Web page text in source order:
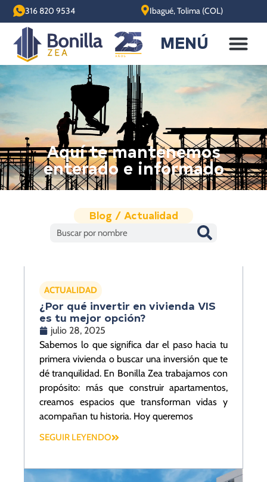
316 820 9534 Ibagué, Tolima (COL)
MENÚ
Aquí te mantenemos
enterado e informado
Blog / Actualidad
ACTUALIDAD
¿Por qué invertir en vivienda VIS
es tu mejor opción?
julio 28, 2025
Sabemos lo que significa dar el paso hacia tu
primera vivienda o buscar una inversión que te
dé tranquilidad. En Bonilla Zea trabajamos con
propósito: más que construir apartamentos,
creamos espacios que transforman vidas y
acompañan tu historia. Hoy queremos
SEGUIR LEYENDO